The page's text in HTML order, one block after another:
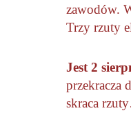
zawodów.
Trzy rzuty
Jest 2
przekracza
skraca